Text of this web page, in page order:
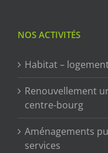
NOS ACTIVITÉS
Habitat –
Renouvellement
centre-bourg
Aménagements
services